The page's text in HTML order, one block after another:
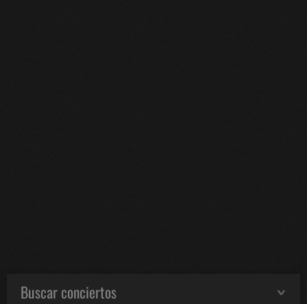
Buscar conciertos